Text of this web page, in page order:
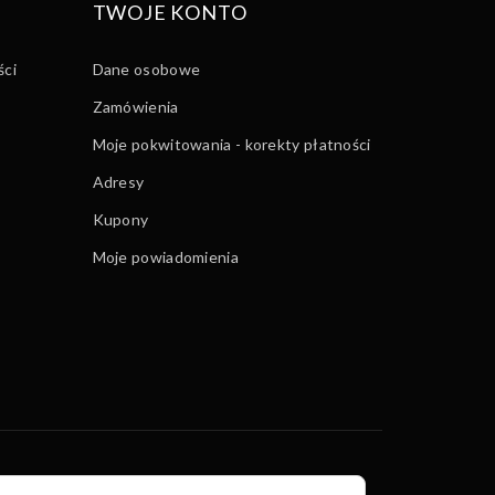
TWOJE KONTO
Dane osobowe
Zamówienia
Moje pokwitowania - korekty płatności
Adresy
Kupony
Moje powiadomienia